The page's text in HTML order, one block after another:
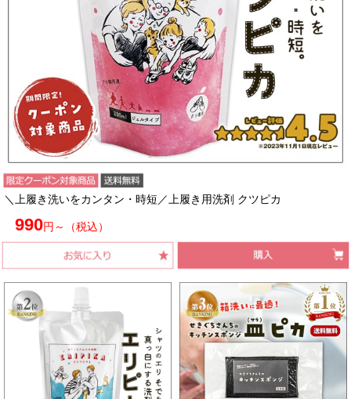
＼上履き洗いをカンタン・時短／上履き用洗剤 クツピカ
990円～（税込）